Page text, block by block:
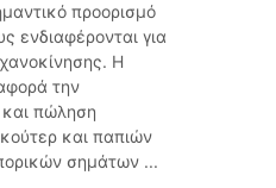
προορισμό
ενδιαφέρονται για
Η
την
πώληση
και παπιών
σημάτων ...